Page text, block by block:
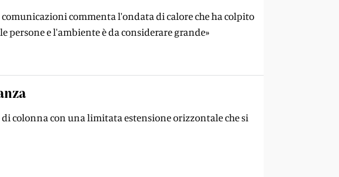
commenta l'ondata di calore che ha colpito
persone e l'ambiente è da considerare grande»
colonna con una limitata estensione orizzontale che si